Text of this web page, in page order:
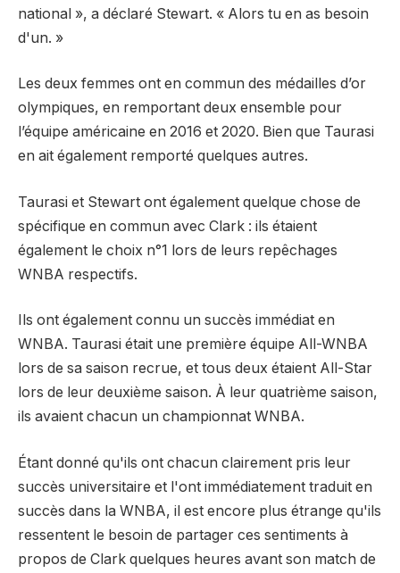
national », a déclaré Stewart. « Alors tu en as besoin
d'un. »
Les deux femmes ont en commun des médailles d’or
olympiques, en remportant deux ensemble pour
l’équipe américaine en 2016 et 2020. Bien que Taurasi
en ait également remporté quelques autres.
Taurasi et Stewart ont également quelque chose de
spécifique en commun avec Clark : ils étaient
également le choix n°1 lors de leurs repêchages
WNBA respectifs.
Ils ont également connu un succès immédiat en
WNBA. Taurasi était une première équipe All-WNBA
lors de sa saison recrue, et tous deux étaient All-Star
lors de leur deuxième saison. À leur quatrième saison,
ils avaient chacun un championnat WNBA.
Étant donné qu'ils ont chacun clairement pris leur
succès universitaire et l'ont immédiatement traduit en
succès dans la WNBA, il est encore plus étrange qu'ils
ressentent le besoin de partager ces sentiments à
propos de Clark quelques heures avant son match de